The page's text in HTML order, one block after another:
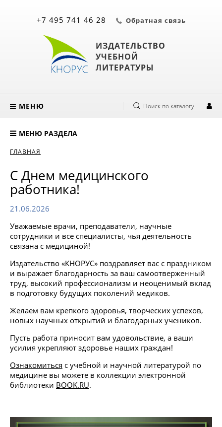
ИЗДАТЕЛЬСТВО
УЧЕБНОЙ
ЛИТЕРАТУРЫ
+7 495 741 46 28 Обратная связь
МЕНЮ Поиск по каталогу
МЕНЮ РАЗДЕЛА
ГЛАВНАЯ
С Днем медицинского
работника!
21.06.2026
Уважаемые врачи, преподаватели, научные
сотрудники и все специалисты, чья деятельность
связана с медициной!
Издательство «КНОРУС» поздравляет вас с праздником
и выражает благодарность за ваш самоотверженный
труд, высокий профессионализм и неоценимый вклад
в подготовку будущих поколений медиков.
Желаем вам крепкого здоровья, творческих успехов,
новых научных открытий и благодарных учеников.
Пусть работа приносит вам удовольствие, а ваши
усилия укрепляют здоровье наших граждан!
Ознакомиться с учебной и научной литературой по
медицине вы можете в коллекции электронной
библиотеки BOOK.RU.